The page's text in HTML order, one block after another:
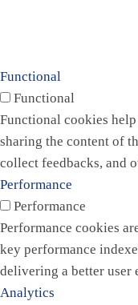
Functional
Functional
Functional cookies
sharing the content of
collect feedbacks, and
Performance
Performance
Performance cookies
key performance
delivering a better user
Analytics